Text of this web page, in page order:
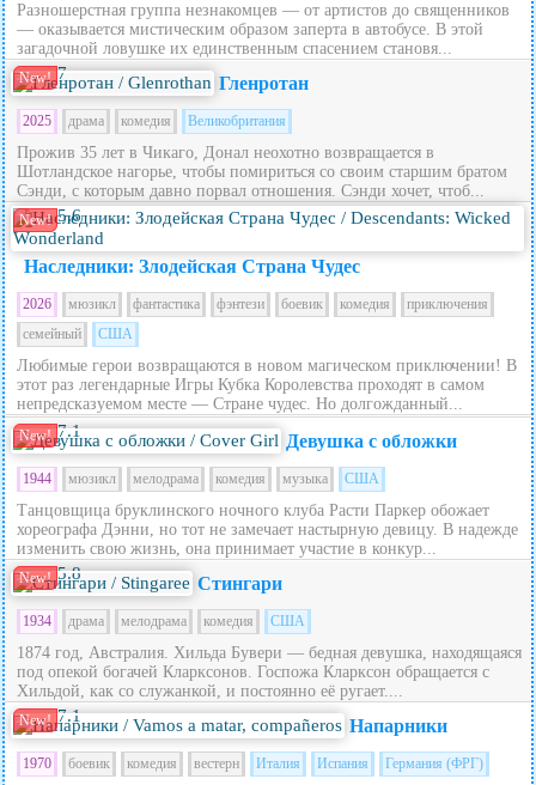
Разношерстная группа незнакомцев — от артистов до священников
— оказывается мистическим образом заперта в автобусе. В этой
загадочной ловушке их единственным спасением становя...
New! 7 Гленротан
2025 драма комедия Великобритания
Прожив 35 лет в Чикаго, Донал неохотно возвращается в
Шотландское нагорье, чтобы помириться со своим старшим братом
Сэнди, с которым давно порвал отношения. Сэнди хочет, чтоб...
New! 5.6
Наследники: Злодейская Страна Чудес
2026 мюзикл фантастика фэнтези боевик комедия
приключения
семейный
США
Любимые герои возвращаются в новом магическом приключении! В
этот раз легендарные Игры Кубка Королевства проходят в самом
непредсказуемом месте — Стране чудес. Но долгожданный...
New! 7.1 Девушка с обложки
1944 мюзикл мелодрама комедия музыка США
Танцовщица бруклинского ночного клуба Расти Паркер обожает
хореографа Дэнни, но тот не замечает настырную девицу. В надежде
изменить свою жизнь, она принимает участие в конкур...
New! 5.8 Стингари
1934 драма мелодрама комедия США
1874 год, Австралия. Хильда Бувери — бедная девушка, находящаяся
под опекой богачей Кларксонов. Госпожа Кларксон обращается с
Хильдой, как со служанкой, и постоянно её ругает....
New! 7.1 Напарники
1970 боевик комедия вестерн Италия Испания Германия (ФРГ)